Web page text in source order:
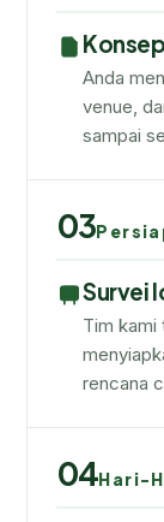
Anda
venue,
sampai
03
Survei
Tim kami
rencana
04Hari-H